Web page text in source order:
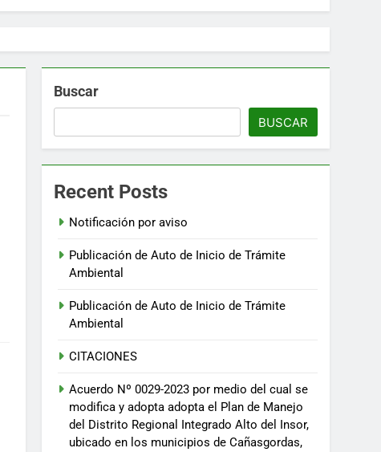
Buscar
BUSCAR
Recent Posts
Notificación por aviso
Publicación de Auto de Inicio de Trámite
Ambiental
Publicación de Auto de Inicio de Trámite
Ambiental
CITACIONES
Acuerdo Nº 0029-2023 por medio del cual se
modifica y adopta adopta el Plan de Manejo
del Distrito Regional Integrado Alto del Insor,
ubicado en los municipios de Cañasgordas,